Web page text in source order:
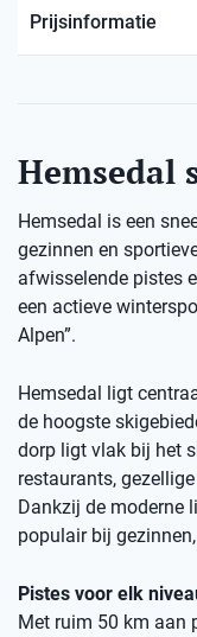
Prijsinformatie
Hemsedal
Hemsedal is een
gezinnen en
afwisselende pistes
een actieve
Alpen”.
Hemsedal ligt
de hoogste
dorp ligt vlak bij het
restaurants,
Dankzij de moderne
populair bij
Pistes voor elk
Met ruim 50 km aan